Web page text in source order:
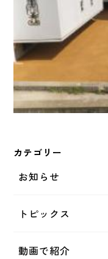
カテゴリー
お知らせ
トピックス
動画で紹介